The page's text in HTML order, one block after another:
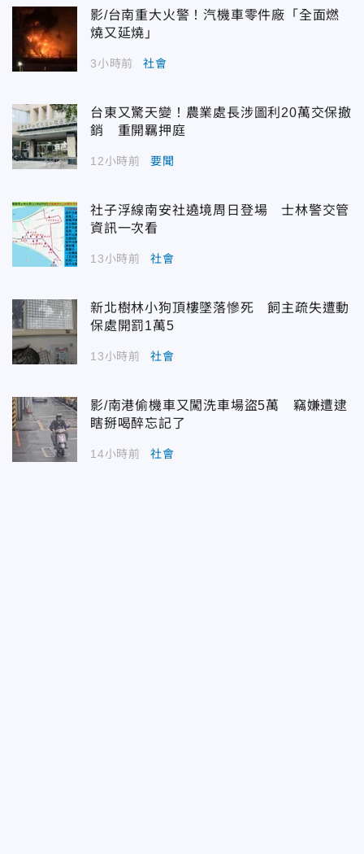
影/台南重大火警！汽機車零件廠「全面燃
燒又延燒」
3小時前 社會
台東又驚天變！農業處長涉圖利20萬交保撤
銷 重開羈押庭
12小時前 要聞
社子浮線南安社遶境周日登場 士林警交管
資訊一次看
13小時前 社會
新北樹林小狗頂樓墜落慘死 飼主疏失遭動
保處開罰1萬5
13小時前 社會
影/南港偷機車又闖洗車場盜5萬 竊嫌遭逮
瞎掰喝醉忘記了
14小時前 社會